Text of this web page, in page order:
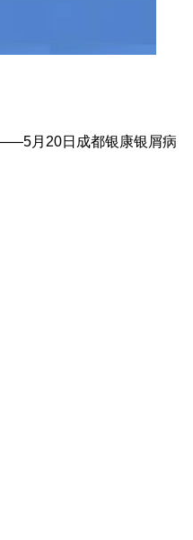
月20日成都银康银屑病